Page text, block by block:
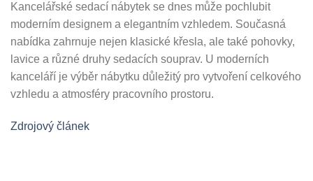
Kancelářské sedací nábytek se dnes může pochlubit
moderním designem a elegantním vzhledem. Současná
nabídka zahrnuje nejen klasické křesla, ale také pohovky,
lavice a různé druhy sedacích souprav. U moderních
kanceláří je výběr nábytku důležitý pro vytvoření celkového
vzhledu a atmosféry pracovního prostoru.
Zdrojový článek